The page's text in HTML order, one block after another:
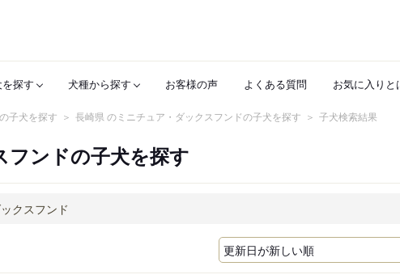
探す 犬種から探す お客様の声 よくある質問 お気に入りと
子犬を探す 長崎県 のミニチュア・ダックスフンドの子犬を探す 子犬検索結果
ンドの子犬を探す